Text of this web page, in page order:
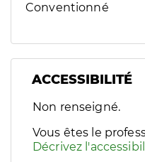
Conventionné
ACCESSIBILITÉ
Filtres
Sélectionnez un ou
Non renseigné.
Vous êtes le
Décrivez